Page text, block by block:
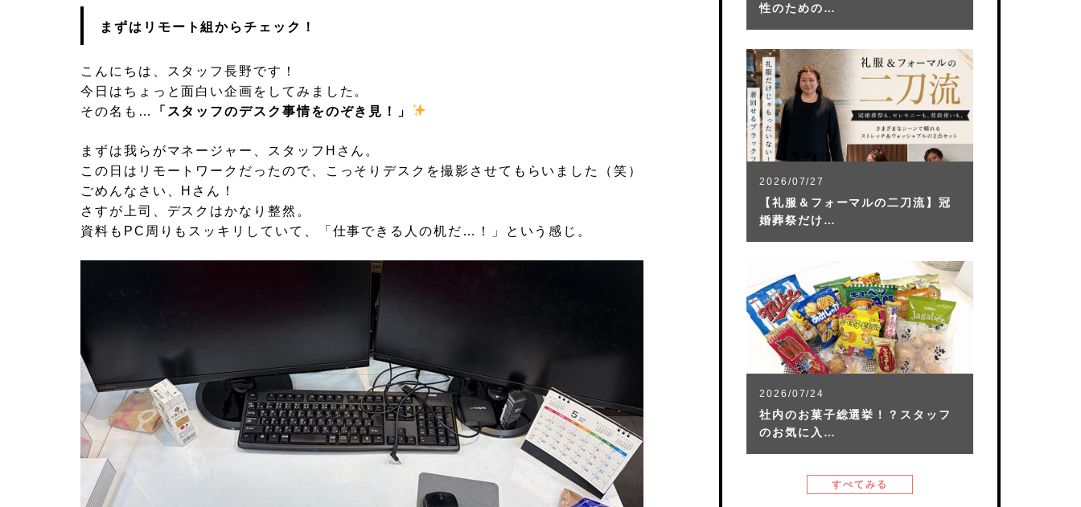
まずはリモート組からチェック！
こんにちは、スタッフ長野です！
今日はちょっと面白い企画をしてみました。
その名も…
「スタッフのデスク事情をのぞき見！」
まずは我らがマネージャー、スタッフHさん。
この日はリモートワークだったので、こっそりデスクを撮影させてもらいました（笑）
ごめんなさい、Hさん！
さすが上司、デスクはかなり整然。
資料もPC周りもスッキリしていて、「仕事できる人の机だ…！」という感じ。
性のための…
2026/07/27
【礼服＆フォーマルの二刀流】冠
婚葬祭だけ…
2026/07/24
社内のお菓子総選挙！？スタッフ
のお気に入…
すべてみる